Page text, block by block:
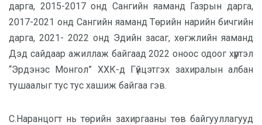
дарга, 2015-2017 онд Сангийн яаманд Газрын дарга,
2017-2021 онд Сангийн яаманд Төрийн нарийн бичгийн
дарга, 2021- 2022 онд Эдийн засаг, хөгжлийн яаманд
Дэд сайдаар ажиллаж байгаад 2022 оноос одоог хүртэл
“Эрдэнэс Монгол” ХХК-д Гүйцэтгэх захиралын албан
тушаалыг тус тус хашиж байгаа гэв.
С.Наранцогт нь төрийн захиргааны төв байгууллагууд